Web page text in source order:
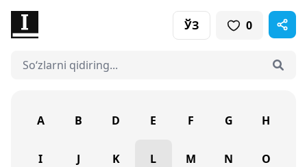
ЎЗ 0
A B D E F G H
I J K L M N O